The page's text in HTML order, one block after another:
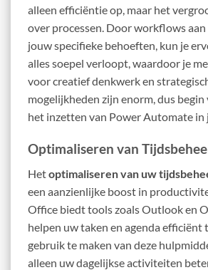
alleen efficiëntie op, maar het
over processen. Door workflows aan
jouw specifieke behoeften, kun je
alles soepel verloopt, waardoor je
voor creatief denkwerk en
mogelijkheden zijn enorm, dus begin
het inzetten van Power Automate in
Optimaliseren van
Hetoptimaliseren van uw
een aanzienlijke boost in
Office biedt tools zoals Outlook en
helpen uw taken en agenda efficiënt
gebruik te maken van deze
alleen uw dagelijkse activiteiten